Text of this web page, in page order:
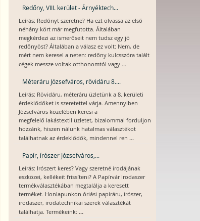
Redőny, VIII. kerület - Árnyéktech...
Leírás: Redőnyt szeretne? Ha ezt olvassa az első
néhány kört már megfutotta. Általában
megkérdezi az ismerőseit nem tudsz egy jó
redőnyöst? Általában a válasz ez volt: Nem, de
mért nem keresel a neten: redőny kulcsszóra talált
cégek messze voltak otthonomtól vagy ...
Méteráru Józsefváros, rövidáru 8....
Leírás: Rövidáru, méteráru üzletünk a 8. kerületi
érdeklődőket is szeretettel várja. Amennyiben
Józsefváros közelében keresi a
megfelelő lakástextil üzletet, bizalommal forduljon
hozzánk, hiszen nálunk hatalmas választékot
találhatnak az érdeklődők, mindennel ren ...
Papír, írószer Józsefváros,...
Leírás: Irószert keres? Vagy szeretné irodájának
eszközei, kellékeit frissíteni? A Papírvár Irodaszer
termékválasztékában megtalálja a keresett
terméket. Honlapunkon óriási papíráru, írószer,
irodaszer, irodatechnikai szerek választékát
találhatja. Termékeink: ...